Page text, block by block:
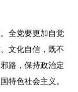
全党要更加自觉
文化自信，既不
路，保持政治定
特色社会主义。